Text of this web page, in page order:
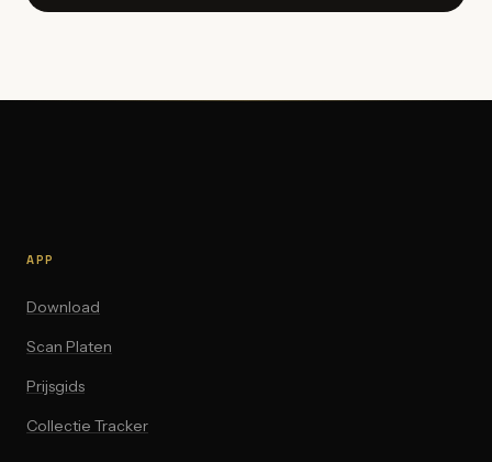
APP
Download
Scan Platen
Prijsgids
Collectie Tracker